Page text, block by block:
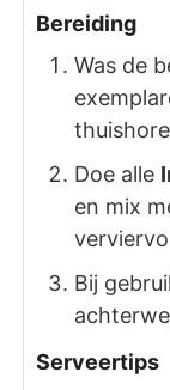
Bereiding
Was de
Doe alle
en mix
Bij
Serveertips